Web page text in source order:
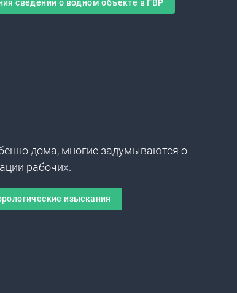
сведений о водном объекте в ГВР
дома, многие задумываются о
рабочих.
изыскания